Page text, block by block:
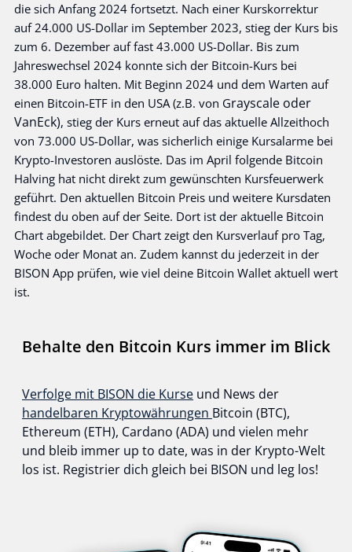
die sich Anfang 2024 fortsetzt. Nach einer Kurskorrektur
auf 24.000 US-Dollar im September 2023, stieg der Kurs bis
zum 6. Dezember auf fast 43.000 US-Dollar. Bis zum
Jahreswechsel 2024 konnte sich der Bitcoin-Kurs bei
38.000 Euro halten. Mit Beginn 2024 und dem Warten auf
einen Bitcoin-ETF in den USA (z.B. von Grayscale oder
VanEck), stieg der Kurs erneut auf das aktuelle Allzeithoch
von 73.000 US-Dollar, was sicherlich einige Kursalarme bei
Krypto-Investoren auslöste. Das im April folgende Bitcoin
Halving hat nicht direkt zum gewünschten Kursfeuerwerk
geführt. Den aktuellen Bitcoin Preis und weitere Kursdaten
findest du oben auf der Seite. Dort ist der aktuelle Bitcoin
Chart abgebildet. Der Chart zeigt den Kursverlauf pro Tag,
Woche oder Monat an. Zudem kannst du jederzeit in der
BISON App prüfen, wie viel deine Bitcoin Wallet aktuell wert
ist.
Behalte den Bitcoin Kurs immer im Blick
Verfolge mit BISON die Kurse und News der
handelbaren Kryptowährungen Bitcoin (BTC),
Ethereum (ETH), Cardano (ADA) und vielen mehr
und bleib immer up to date, was in der Krypto-Welt
los ist. Registrier dich gleich bei BISON und leg los!